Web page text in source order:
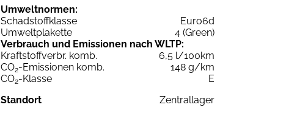
Umweltnormen:
Schadstoffklasse
Euro6d
Umweltplakette
4 (Green)
Verbrauch und Emissionen nach WLTP:
Kraftstoffverbr. komb.
6,5 l/100km
CO2-Emissionen komb.
148 g/km
CO2-Klasse
E
Standort
Zentrallager